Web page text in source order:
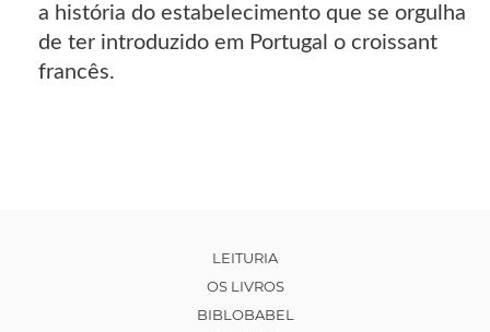
a história do estabelecimento que se orgulha
de ter introduzido em Portugal o croissant
francês.
LEITURIA
OS LIVROS
BIBLOBABEL